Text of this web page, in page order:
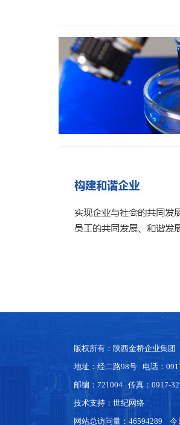
版权所有 ： 陕西金桥企业集团
地址：经二路98号 电话：
邮编：721004 传真：0917-
技术支持： 世纪网络
网站总访问量：46594289 今